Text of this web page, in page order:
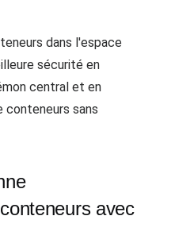
dans l'espace
sécurité en
central et en
sans
avec